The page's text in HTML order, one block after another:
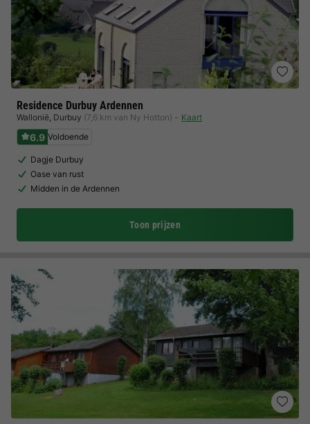
Residence Durbuy Ardennen
Wallonië, Durbuy (7,6 km van Ny Hotton) Kaart
6.9 Voldoende
Dagje Durbuy
Oase van rust
Midden in de Ardennen
Toon prijzen